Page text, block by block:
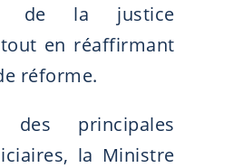
de la justice
tout en réaffirmant
réforme.
principales
la Ministre